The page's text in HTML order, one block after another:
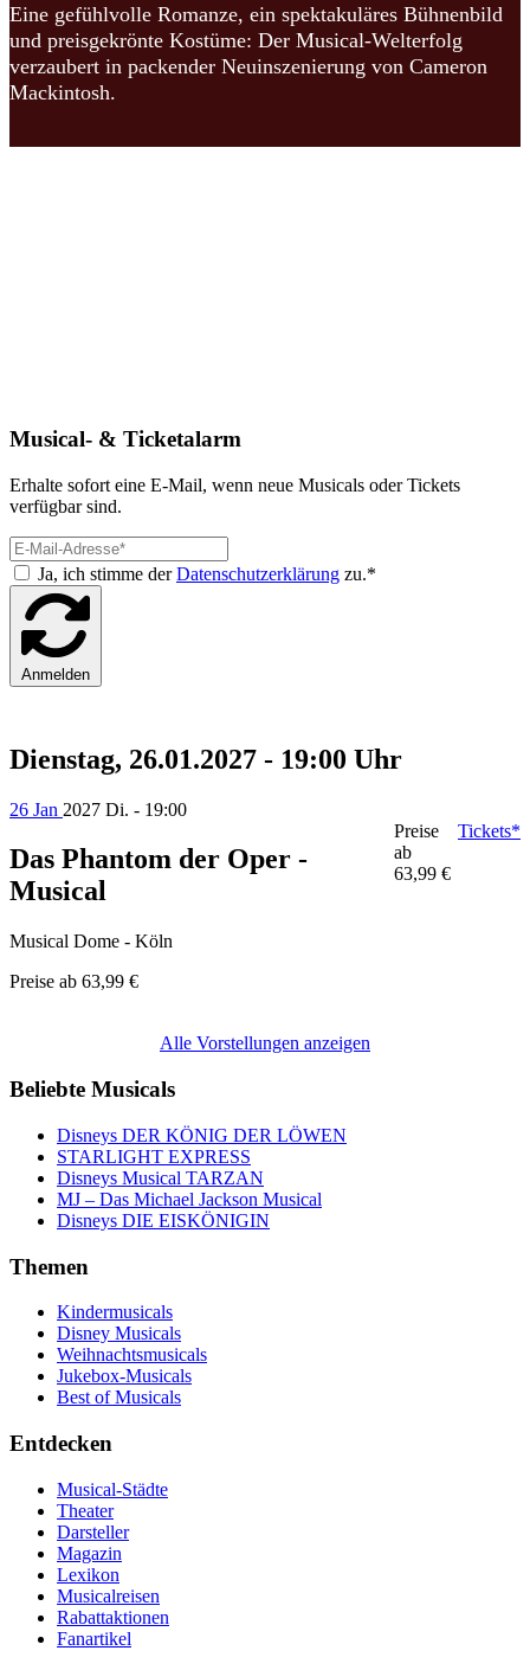
Eine gefühlvolle Romanze, ein spektakuläres Bühnenbild
und preisgekrönte Kostüme: Der Musical-Welterfolg
verzaubert in packender Neuinszenierung von Cameron
Mackintosh.
Musical- & Ticketalarm
Erhalte sofort eine E-Mail, wenn neue Musicals oder Tickets
verfügbar sind.
Ja, ich stimme derDatenschutzerklärung zu.*
Anmelden
Dienstag, 26.01.2027 - 19:00 Uhr
26 Jan 2027 Di. - 19:00
Das Phantom der Oper -
Musical
Musical Dome - Köln
Preise ab 63,99 €
Preise
ab
63,99 €
Tickets*
Alle Vorstellungen anzeigen
Beliebte Musicals
Disneys DER KÖNIG DER LÖWEN
STARLIGHT EXPRESS
Disneys Musical TARZAN
MJ – Das Michael Jackson Musical
Disneys DIE EISKÖNIGIN
Themen
Kindermusicals
Disney Musicals
Weihnachtsmusicals
Jukebox-Musicals
Best of Musicals
Entdecken
Musical-Städte
Theater
Darsteller
Magazin
Lexikon
Musicalreisen
Rabattaktionen
Fanartikel